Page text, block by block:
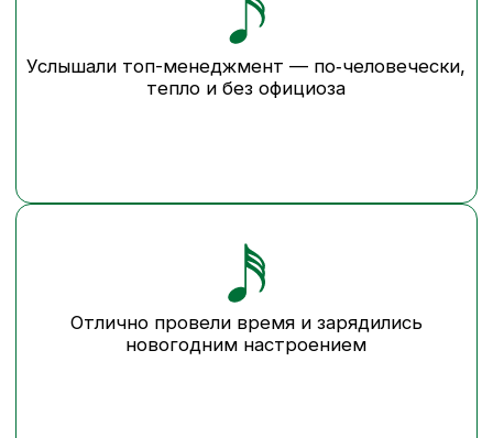
версией песни не знакомили никого —
она прозвучала уже на празднике.
«У нас не 8, а 13 желающих. Можно
В записи песни участвовали 58 человек
из 9 городов.